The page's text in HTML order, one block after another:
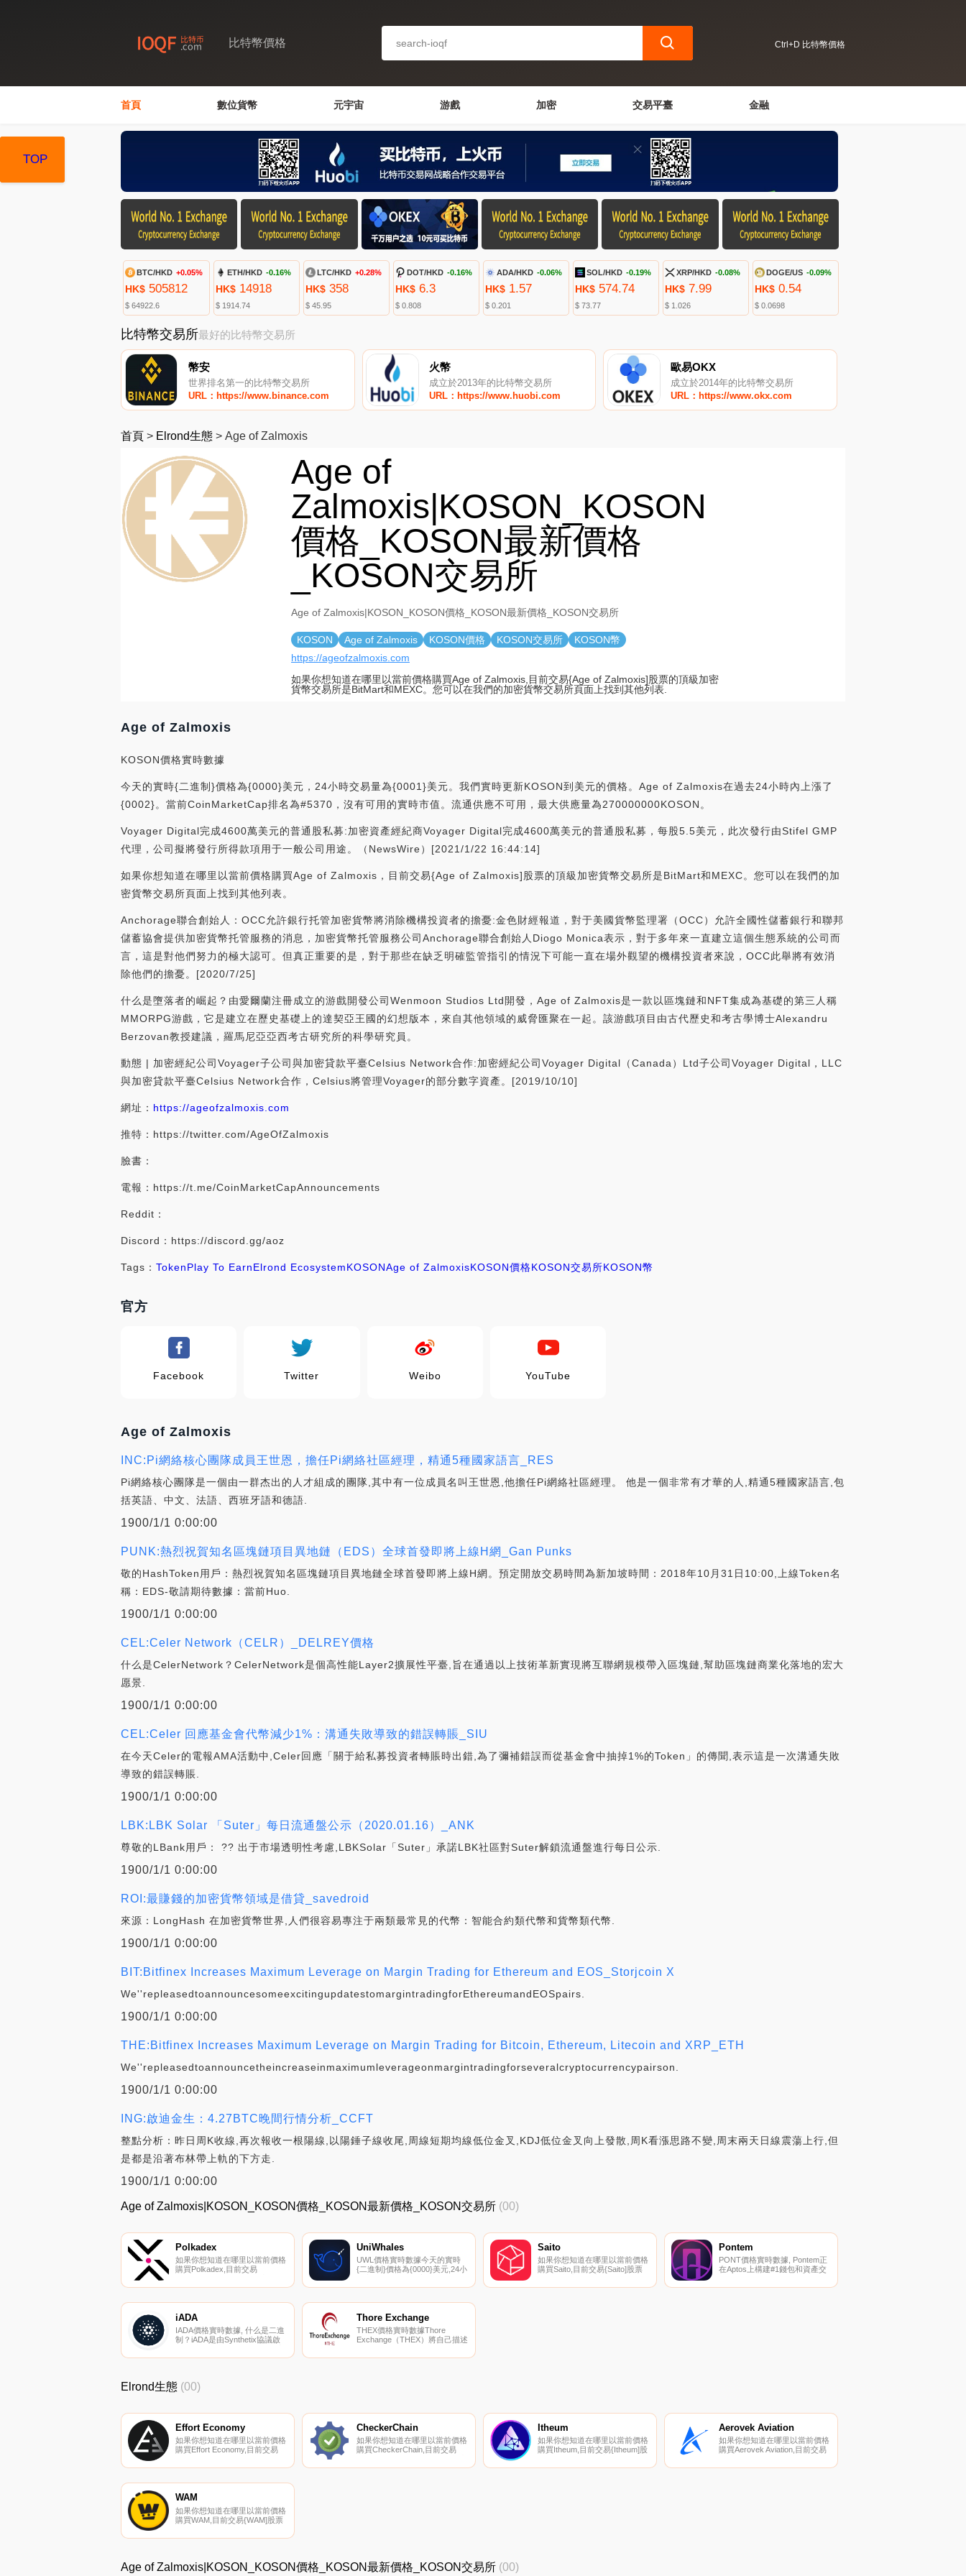
比特幣價格 Ctrl+D 比特幣價格
首頁 數位貨幣 元宇宙 游戲 加密 交易平臺 金融
BTC/HKD +0.05%
HK$ 505812
$ 64922.6
ETH/HKD -0.16%
HK$14918
$ 1914.74
LTC/HKD +0.28%
HK$358
$ 45.95
DOT/HKD -0.16%
HK$6.3
$ 0.808
ADA/HKD -0.06%
HK$1.57
$ 0.201
SOL/HKD -0.19%
HK$ 574.74
$ 73.77
XRP/HKD -0.08%
HK$ 7.99
$ 1.026
DOGE/US -0.09%
HK$ 0.54
$ 0.0698
比特幣交易所最好的比特幣交易所
幣安
世界排名第一的比特幣交易所
URL：https://www.binance.com
火幣
成立於2013年的比特幣交易所
URL：https://www.huobi.com
歐易OKX
成立於2014年的比特幣交易所
URL：https://www.okx.com
首頁 > Elrond生態 > Age of Zalmoxis
Age of
Zalmoxis|KOSON_KOSON
價格_KOSON最新價格
_KOSON交易所
Age of Zalmoxis|KOSON_KOSON價格_KOSON最新價格_KOSON交易所
KOSON Age of Zalmoxis KOSON價格 KOSON交易所
KOSON幣
https://ageofzalmoxis.com
如果你想知道在哪里以當前價格購買Age of Zalmoxis,目前交易{Age of Zalmoxis]股票的頂級加密
貨幣交易所是BitMart和MEXC。您可以在我們的加密貨幣交易所頁面上找到其他列表.
Age of Zalmoxis
KOSON價格實時數據
今天的實時{二進制}價格為{0000}美元，24小時交易量為{0001}美元。我們實時更新KOSON到美元的價格。Age of Zalmoxis在過去24小時內上漲了
{0002}。當前CoinMarketCap排名為#5370，沒有可用的實時市值。流通供應不可用，最大供應量為270000000KOSON。
Voyager Digital完成4600萬美元的普通股私募:加密資產經紀商Voyager Digital完成4600萬美元的普通股私募，每股5.5美元，此次發行由Stifel GMP
代理，公司擬將發行所得款項用于一般公司用途。（NewsWire）[2021/1/22 16:44:14]
如果你想知道在哪里以當前價格購買Age of Zalmoxis，目前交易{Age of Zalmoxis]股票的頂級加密貨幣交易所是BitMart和MEXC。您可以在我們的加
密貨幣交易所頁面上找到其他列表。
Anchorage聯合創始人：OCC允許銀行托管加密貨幣將消除機構投資者的擔憂:金色財經報道，對于美國貨幣監理署（OCC）允許全國性儲蓄銀行和聯邦
儲蓄協會提供加密貨幣托管服務的消息，加密貨幣托管服務公司Anchorage聯合創始人Diogo Monica表示，對于多年來一直建立這個生態系統的公司而
言，這是對他們努力的極大認可。但真正重要的是，對于那些在缺乏明確監管指引的情況下可能一直在場外觀望的機構投資者來說，OCC此舉將有效消
除他們的擔憂。[2020/7/25]
什么是墮落者的崛起？由愛爾蘭注冊成立的游戲開發公司Wenmoon Studios Ltd開發，Age of Zalmoxis是一款以區塊鏈和NFT集成為基礎的第三人稱
MMORPG游戲，它是建立在歷史基礎上的達契亞王國的幻想版本，來自其他領域的威脅匯聚在一起。該游戲項目由古代歷史和考古學博士Alexandru
Berzovan教授建議，羅馬尼亞亞西考古研究所的科學研究員。
動態 | 加密經紀公司Voyager子公司與加密貸款平臺Celsius Network合作:加密經紀公司Voyager Digital（Canada）Ltd子公司Voyager Digital，LLC
與加密貸款平臺Celsius Network合作，Celsius將管理Voyager的部分數字資產。[2019/10/10]
網址： https://ageofzalmoxis.com
推特：https://twitter.com/AgeOfZalmoxis
臉書：
電報：https://t.me/CoinMarketCapAnnouncements
Reddit：
Discord：https://discord.gg/aoz
Tags： TokenPlay To EarnElrond EcosystemKOSONAge of ZalmoxisKOSON價格KOSON交易所KOSON幣
官方
Facebook Twitter Weibo YouTube
Age of Zalmoxis
INC:Pi網絡核心團隊成員王世恩，擔任Pi網絡社區經理，精通5種國家語言_RES
Pi網絡核心團隊是一個由一群杰出的人才組成的團隊,其中有一位成員名叫王世恩,他擔任Pi網絡社區經理。 他是一個非常有才華的人,精通5種國家語言,包
括英語、中文、法語、西班牙語和德語.
1900/1/1 0:00:00
PUNK:熱烈祝賀知名區塊鏈項目異地鏈（EDS）全球首發即將上線H網_Gan Punks
敬的HashToken用戶：熱烈祝賀知名區塊鏈項目異地鏈全球首發即將上線H網。預定開放交易時間為新加坡時間：2018年10月31日10:00,上線Token名
稱：EDS-敬請期待數據：當前Huo.
1900/1/1 0:00:00
CEL:Celer Network（CELR）_DELREY價格
什么是CelerNetwork？CelerNetwork是個高性能Layer2擴展性平臺,旨在通過以上技術革新實現將互聯網規模帶入區塊鏈,幫助區塊鏈商業化落地的宏大
愿景.
1900/1/1 0:00:00
CEL:Celer 回應基金會代幣減少1%：溝通失敗導致的錯誤轉賬_SIU
在今天Celer的電報AMA活動中,Celer回應「關于給私募投資者轉賬時出錯,為了彌補錯誤而從基金會中抽掉1%的Token」的傳聞,表示這是一次溝通失敗
導致的錯誤轉賬.
1900/1/1 0:00:00
LBK:LBK Solar 「Suter」每日流通盤公示（2020.01.16）_ANK
尊敬的LBank用戶： ?? 出于市場透明性考慮,LBKSolar「Suter」承諾LBK社區對Suter解鎖流通盤進行每日公示.
1900/1/1 0:00:00
ROI:最賺錢的加密貨幣領域是借貸_savedroid
來源：LongHash 在加密貨幣世界,人們很容易專注于兩類最常見的代幣：智能合約類代幣和貨幣類代幣.
1900/1/1 0:00:00
BIT:Bitfinex Increases Maximum Leverage on Margin Trading for Ethereum and EOS_Storjcoin X
We''repleasedtoannouncesomeexcitingupdatestomargintradingforEthereumandEOSpairs.
1900/1/1 0:00:00
THE:Bitfinex Increases Maximum Leverage on Margin Trading for Bitcoin, Ethereum, Litecoin and XRP_ETH
We''repleasedtoannouncetheincreaseinmaximumleverageonmargintradingforseveralcryptocurrencypairson.
1900/1/1 0:00:00
ING:啟迪金生：4.27BTC晚間行情分析_CCFT
整點分析：昨日周K收線,再次報收一根陽線,以陽錘子線收尾,周線短期均線低位金叉,KDJ低位金叉向上發散,周K看漲思路不變,周末兩天日線震蕩上行,但
是都是沿著布林帶上軌的下方走.
1900/1/1 0:00:00
TOP
Age of Zalmoxis|KOSON_KOSON價格_KOSON最新價格_KOSON交易所 (00)
Polkadex
如果你想知道在哪里以當前價格
購買Polkadex,目前交易
交易所是KuCoin、Gate.io、
在我們的加密貨幣交易所頁面上
找到其他列表.
UniWhales
UWL價格實時數據今天的實時
{二進制}價格為{0000}美元,24小
時更新UWL到美元的價格。
排名為#5672,沒有可用的實時市
值。循環電源不可用,最大電源
不可用.
Saito
如果你想知道在哪里以當前價格
購買Saito,目前交易{Saito]股票
Gate.io、BKEX、LATOKEN、
Pontem
PONT價格實時數據, Pontem正
在Aptos上構建#1錢包和資產交
devnet上直播,月活躍用戶數達
iADA
IADA價格實時數據, 什么是二進
制？iADA是由Synthetix協議啟
通過Chainlink的去中心化預言機
Thore Exchange
THEX價格實時數據Thore
Exchange（THEX）將自己描述
數字資產。THEX于2018年11月
TOP
Elrond生態 (00)
Effort Economy
如果你想知道在哪里以當前價格
購買Effort Economy,目前交易
密貨幣交易所是Maiar
表。Effort Economy正在創造一
種在努力賺錢類別下的應用經
濟.
CheckerChain
如果你想知道在哪里以當前價格
購買CheckerChain,目前交易
貨幣交易所是BitMart、XT.COM
Itheum
如果你想知道在哪里以當前價格
購買Itheum,目前交易{Itheum]股
MEXC和Maiar Exchange。您可
Aerovek Aviation
如果你想知道在哪里以當前價格
購買Aerovek Aviation,目前交易
密貨幣交易所是Maiar
WAM
如果你想知道在哪里以當前價格
購買WAM,目前交易{WAM]股票
Gate.io、LATOKEN、Bilaxy和
其他列表.
TOP
Age of Zalmoxis|KOSON_KOSON價格_KOSON最新價格_KOSON交易所 (00)